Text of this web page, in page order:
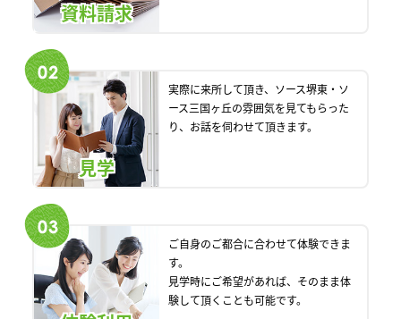
資料請求
見学
実際に来所して頂き、ソース堺東・ソ
ース三国ヶ丘の雰囲気を見てもらった
り、お話を伺わせて頂きます。
ご自身のご都合に合わせて体験できま
す。
見学時にご希望があれば、そのまま体
験して頂くことも可能です。